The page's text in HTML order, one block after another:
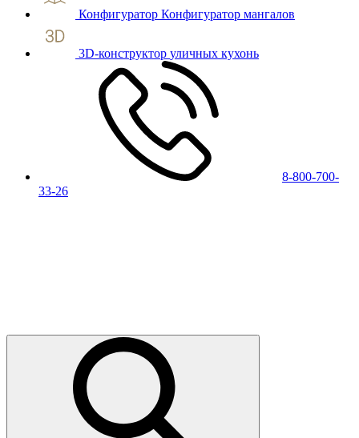
Конфигуратор Конфигуратор мангалов
3D-конструктор уличных кухонь
8-800-700-
33-26